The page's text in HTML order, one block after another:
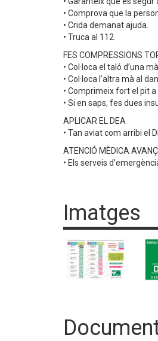
• Comprova que la
• Crida demanat ajuda.
• Truca al 112.
FES COMPRESSIONS
• Col·loca el taló d’una
• Col·loca l’altra mà al
• Comprimeix fort el pit
• Si en saps, fes dues
APLICAR EL DEA
• Tan aviat com arribi el
ATENCIÓ MÈDICA
• Els serveis
Imatges